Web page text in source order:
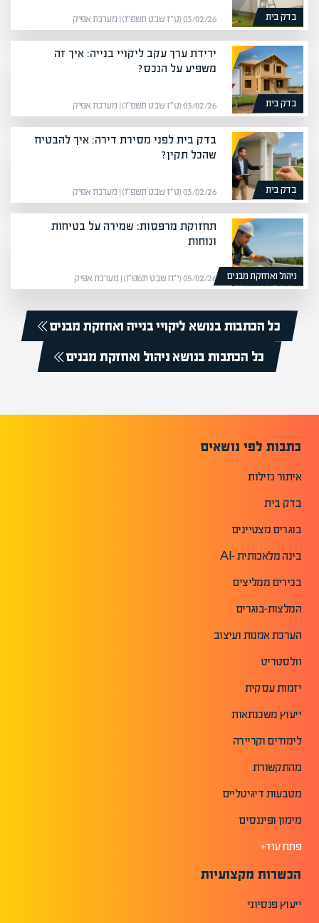
בדק בית 03/02/26 (ט״ז שבט תשפ״ו) | מערכת אפיק
בדק בית
ירידת ערך עקב ליקויי בנייה: איך זה
משפיע על הנכס?
03/02/26 (ט״ז שבט תשפ״ו) | מערכת אפיק
בדק בית
בדק בית לפני מסירת דירה: איך להבטיח
שהכל תקין?
03/02/26 (ט״ז שבט תשפ״ו) | מערכת אפיק
ניהול ואחזקת מבנים
תחזוקת מרפסות: שמירה על בטיחות
ונוחות
05/02/26 (י״ח שבט תשפ״ו) | מערכת אפיק
כל הכתבות בנושא ליקויי בנייה ואחזקת מבנים
כל הכתבות בנושא ניהול ואחזקת מבנים
כתבות לפי נושאים
איתור נזילות
בדק בית
בוגרים מצטיינים
בינה מלאכותית -AI
בכירים ממליצים
המלצות-בוגרים
הערכת אמנות ועיצוב
וולסטריט
יזמות עסקית
ייעוץ משכנתאות
לימודים וקריירה
מהתקשורת
מטבעות דיגיטליים
מימון ופיננסים
פתח עוד+
הכשרות מקצועיות
ייעוץ פנסיוני